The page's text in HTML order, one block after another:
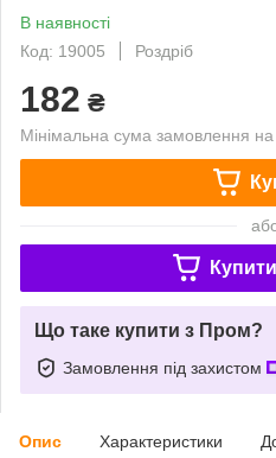
В наявності
Код: 19005
Роздріб
182 ₴
Мінімальна сума замовлення
Що таке купити з Пром?
Замовлення під захистом
Опис Характеристики